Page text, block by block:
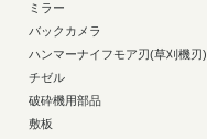
ミラー
バックカメラ
ハンマーナイフモア刃(草刈機刃)
チゼル
破砕機用部品
敷板